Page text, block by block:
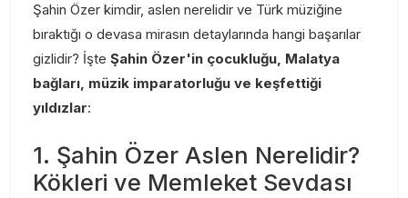
Şahin Özer kimdir, aslen nerelidir ve Türk müziğine
bıraktığı o devasa mirasın detaylarında hangi başarılar
gizlidir? İşte Şahin Özer'in çocukluğu, Malatya
bağları, müzik imparatorluğu ve keşfettiği
yıldızlar:
1. Şahin Özer Aslen Nerelidir?
Kökleri ve Memleket Sevdası